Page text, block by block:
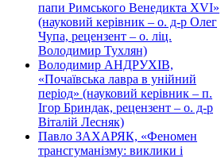
папи Римського Венедикта XVI»
(науковий керівник – о. д-р Олег
Чупа, рецензент – о. ліц.
Володимир Тухлян)
Володимир АНДРУХІВ,
«Почаївська лавра в унійний
період» (науковий керівник – п.
Ігор Бриндак, рецензент – о. д-р
Віталій Лесняк)
Павло ЗАХАРЯК, «Феномен
трансгуманізму: виклики і